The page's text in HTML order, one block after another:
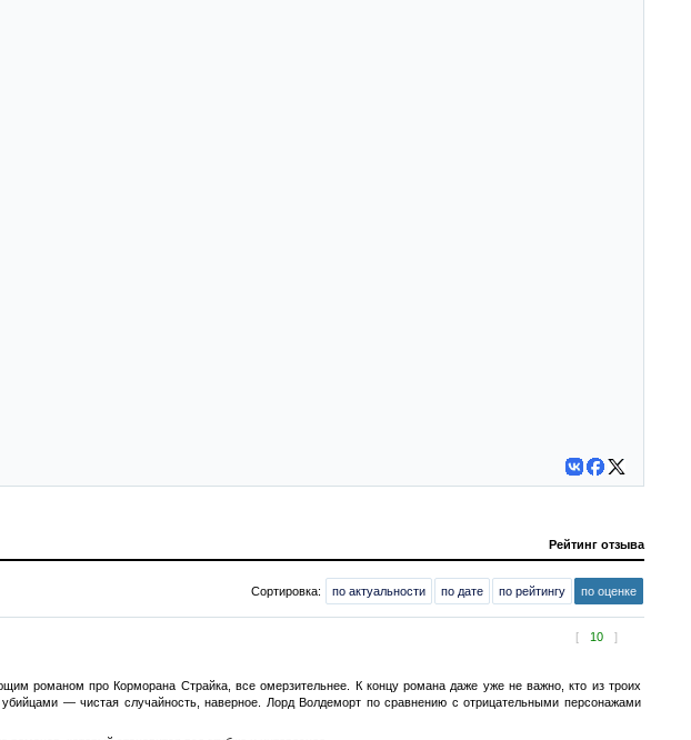
Рейтинг отзыва
Сортировка: по актуальности по дате по рейтингу по оценке
[ 10 ]
романом про Корморана Страйка, все омерзительнее. К концу романа даже уже не важно, кто из троих
— чистая случайность, наверное. Лорд Волдеморт по сравнению с отрицательными персонажами